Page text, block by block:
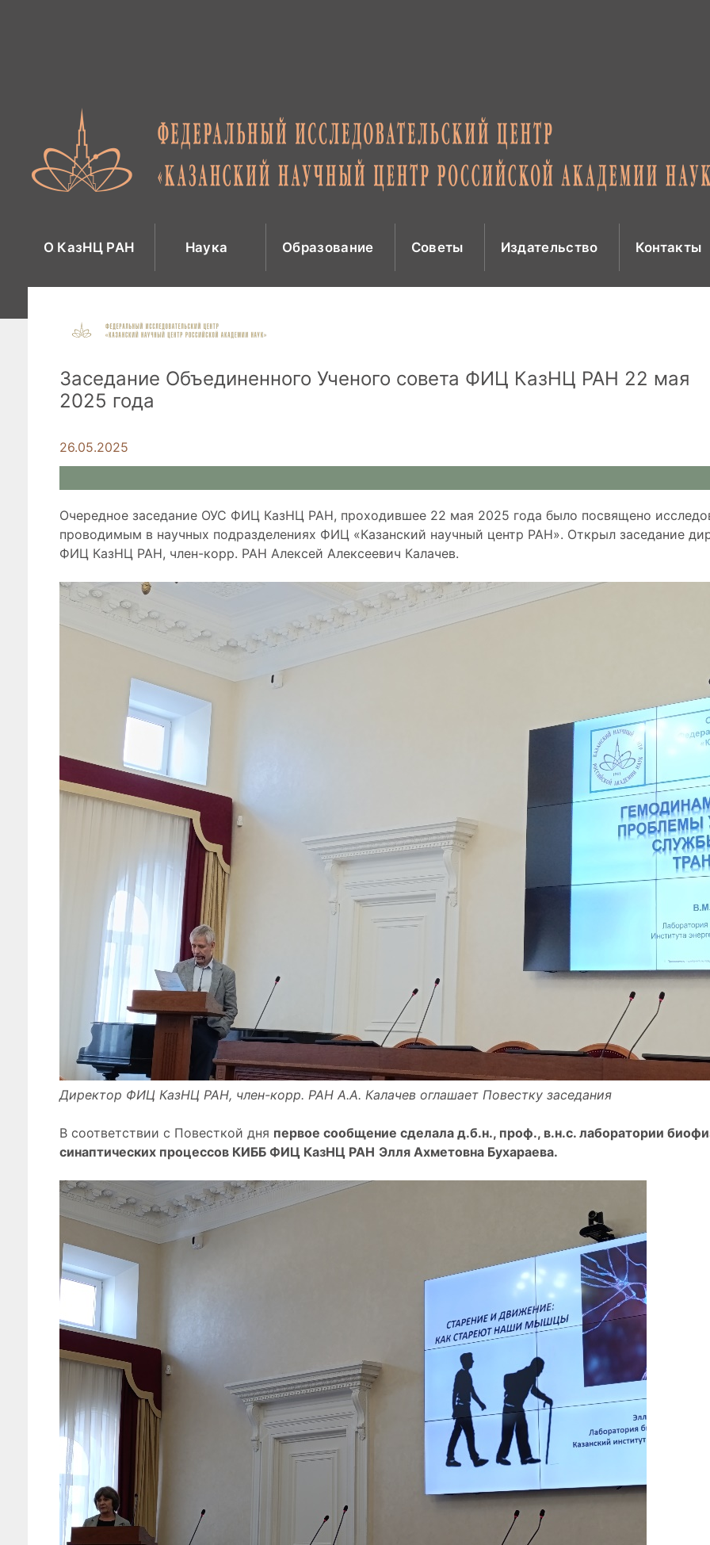
О КазНЦ РАН Наука Образование Советы Издательство Контакты
Заседание Объединенного Ученого совета ФИЦ КазНЦ РАН 22 мая
2025 года
26.05.2025
Очередное заседание ОУС ФИЦ КазНЦ РАН, проходившее 22 мая 2025 года было посвящено
проводимым в научных подразделениях ФИЦ «Казанский научный центр РАН». Открыл заседание
ФИЦ КазНЦ РАН, член-корр. РАН Алексей Алексеевич Калачев.
Директор ФИЦ КазНЦ РАН, член-корр. РАН А.А. Калачев оглашает Повестку заседания
В соответствии с Повесткой дня первое сообщение сделала д.б.н., проф., в.н.с. лаборатории
синаптических процессов КИББ ФИЦ КазНЦ РАН Элля Ахметовна Бухараева.